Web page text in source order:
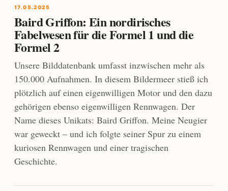
17.05.2025
Baird Griffon: Ein nordirisches
Fabelwesen für die Formel 1 und die
Formel 2
Unsere Bilddatenbank umfasst inzwischen mehr als
150.000 Aufnahmen. In diesem Bildermeer stieß ich
plötzlich auf einen eigenwilligen Motor und den dazu
gehörigen ebenso eigenwilligen Rennwagen. Der
Name dieses Unikats: Baird Griffon. Meine Neugier
war geweckt – und ich folgte seiner Spur zu einem
kuriosen Rennwagen und einer tragischen
Geschichte.